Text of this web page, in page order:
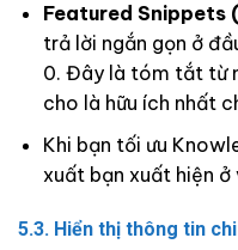
Featured
trả lời ngắn gọn ở
0. Đây là tóm tắt từ
cho là hữu ích nhất
Khi bạn tối ưu
xuất bạn xuất hiện ở
5.3. Hiển thị thông tin